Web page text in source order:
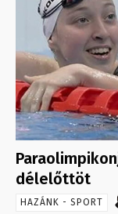
délelőttöt
HAZÁNK - SPORT